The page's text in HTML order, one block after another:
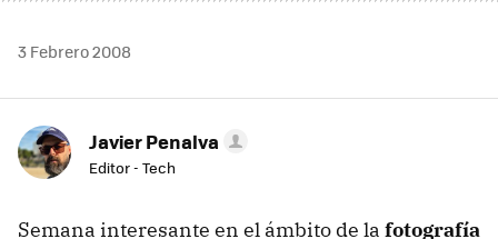
3 Febrero 2008
Javier Penalva
Editor - Tech
Semana interesante en el ámbito de la fotografía